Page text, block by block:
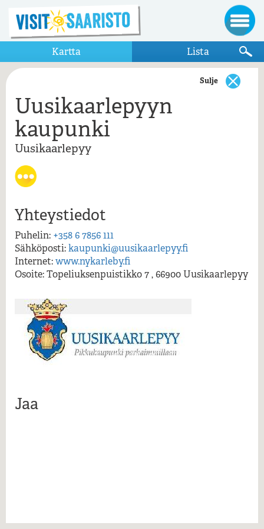
Kartta Lista
Näytä vain kartalla näkyvät kohteet
Uusikaarlepyy
Uusikaarlepyyn kaupunki
Uusikaarlepyyn kaupunki , Uusikaarlepyy
Sulje
Uusikaarlepyyn
kaupunki
Uusikaarlepyy
Yhteystiedot
Puhelin: +358 6 7856 111
Sähköposti:kaupunki@uusikaarlepyy.fi
Internet:www.nykarleby.fi
Osoite: Topeliuksenpuistikko 7 , 66900 Uusikaarlepyy
Jaa